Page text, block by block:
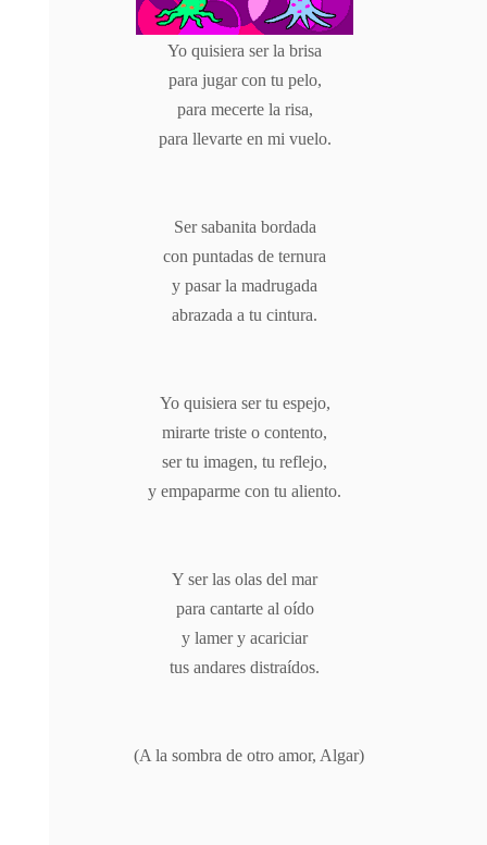
Yo quisiera ser la brisa
para jugar con tu pelo,
para mecerte la risa,
para llevarte en mi vuelo.
Ser sabanita bordada
con puntadas de ternura
y pasar la madrugada
abrazada a tu cintura.
Yo quisiera ser tu espejo,
mirarte triste o contento,
ser tu imagen, tu reflejo,
y empaparme con tu aliento.
Y ser las olas del mar
para cantarte al oído
y lamer y acariciar
tus andares distraídos.
(A la sombra de otro amor, Algar)